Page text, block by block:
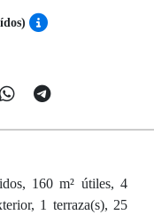
160 m² útiles, 4
1 terraza(s), 25